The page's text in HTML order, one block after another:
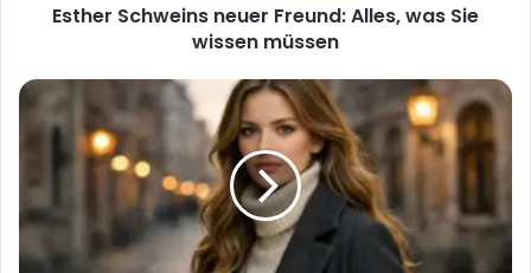
Esther Schweins neuer Freund: Alles, was Sie
wissen müssen
Mirko
Nonchev
Todesursache:
wir
über
Leben